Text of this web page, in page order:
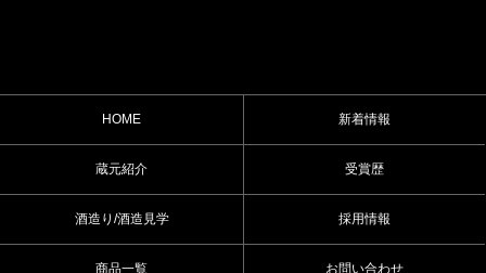
HOME
蔵元紹介
酒造り/酒造見学
商品一覧
新着情報
受賞歴
採用情報
お問い合わせ